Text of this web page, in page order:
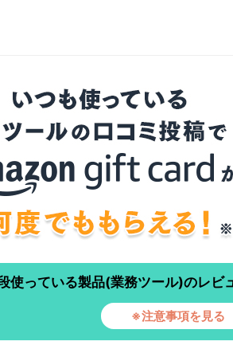
使っている製品(業務ツール)のレビ
※注意事項を見る